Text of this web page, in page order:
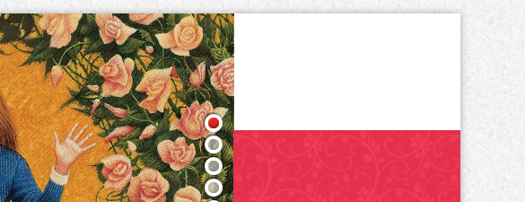
1
2
3
4